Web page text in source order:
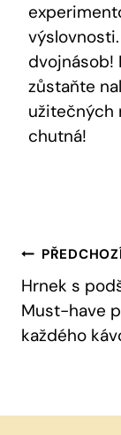
dvojnásob!
zůstaňte
užitečných
chutná!
Navigace
Pro
Hrnek s
Must-have
každého